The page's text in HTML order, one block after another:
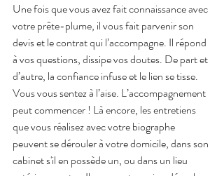
Une fois que vous avez fait connaissance avec
votre prête-plume, il vous fait parvenir son
devis et le contrat qui l’accompagne. Il répond
à vos questions, dissipe vos doutes. De part et
d’autre, la confiance infuse et le lien se tisse.
Vous vous sentez à l’aise. L’accompagnement
peut commencer ! Là encore, les entretiens
que vous réalisez avec votre biographe
peuvent se dérouler à votre domicile, dans son
cabinet s'il en possède un, ou dans un lieu